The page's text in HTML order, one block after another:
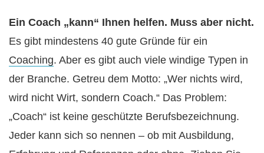
Ein Coach „kann“ Ihnen helfen. Muss aber nicht.
Es gibt mindestens 40 gute Gründe für ein
Coaching. Aber es gibt auch viele windige Typen in
der Branche. Getreu dem Motto: „Wer nichts wird,
wird nicht Wirt, sondern Coach.“ Das Problem:
„Coach“ ist keine geschützte Berufsbezeichnung.
Jeder kann sich so nennen – ob mit Ausbildung,